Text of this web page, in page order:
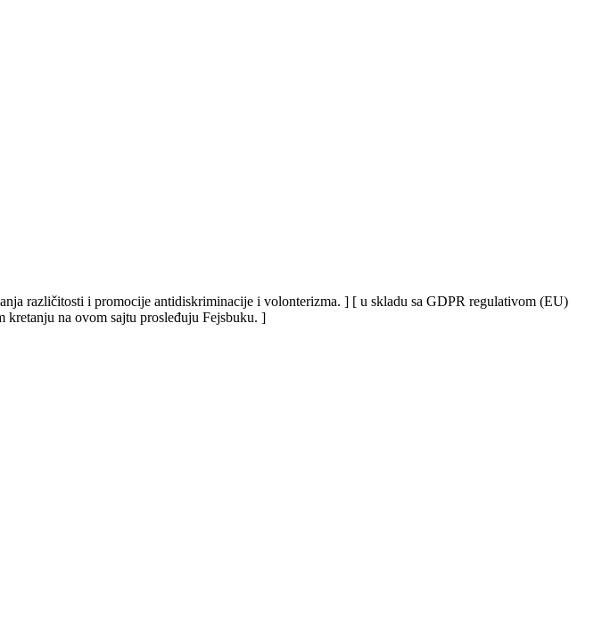
različitosti i promocije antidiskriminacije i volonterizma. ] [ u skladu sa GDPR regulativom (EU)
kretanju na ovom sajtu prosleđuju Fejsbuku. ]